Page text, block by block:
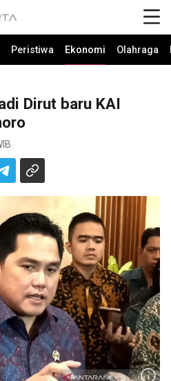
Peristiwa Ekonomi Olahraga
Dirut baru KAI